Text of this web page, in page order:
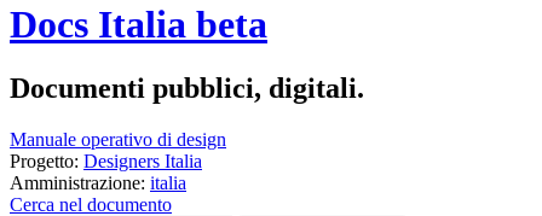
Docs Italia beta
Documenti pubblici, digitali.
Manuale operativo di design
Progetto: Designers Italia
Amministrazione: italia
Cerca nel documento